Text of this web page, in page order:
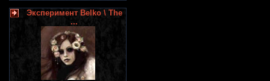
Эксперимент Belko \ The
...